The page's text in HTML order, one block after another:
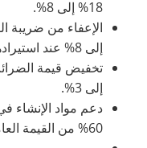
18% إلى 8%.
إلى 8% عند استيرادها من الخارج.
إلى 3%.
دعم مواد الإنشاء
60% من القيمة العامة للإنشاءات.